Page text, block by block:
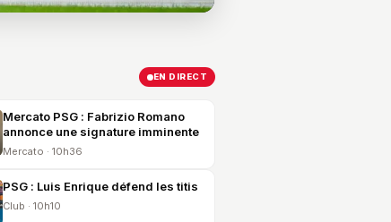
EN DIRECT
Mercato PSG : Fabrizio Romano
annonce une signature imminente
Mercato · 10h36
PSG : Luis Enrique défend les titis
Club · 10h10